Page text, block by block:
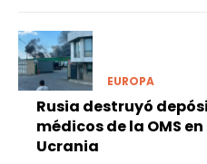
EUROPA
Rusia destruyó
médicos de la OMS
Ucrania